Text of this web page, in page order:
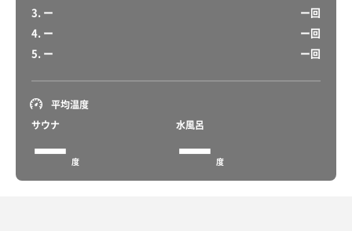
3. ー
ー回
4. ー
ー回
5. ー
ー回
平均温度
サウナ
ー 度
水風呂
ー 度